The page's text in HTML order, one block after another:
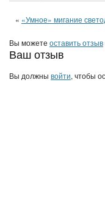
« «Умное» мигание
Вы можете оставить отзыв
Ваш отзыв
Вы должны войти, чтобы